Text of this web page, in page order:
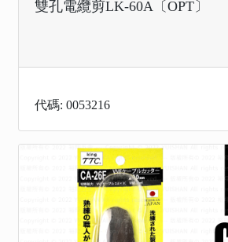
雙孔電纜剪LK-60A〔OPT〕
代碼: 0053216